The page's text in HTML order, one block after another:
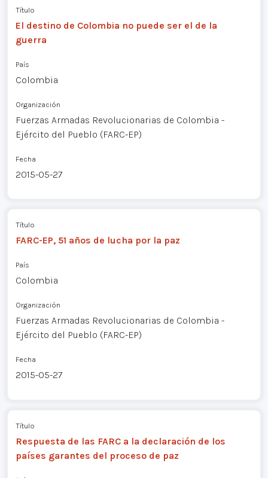
Título
El destino de Colombia no puede ser el de la
guerra
País
Colombia
Organización
Fuerzas Armadas Revolucionarias de Colombia -
Ejército del Pueblo (FARC-EP)
Fecha
2015-05-27
Título
FARC-EP, 51 años de lucha por la paz
País
Colombia
Organización
Fuerzas Armadas Revolucionarias de Colombia -
Ejército del Pueblo (FARC-EP)
Fecha
2015-05-27
Título
Respuesta de las FARC a la declaración de los
países garantes del proceso de paz